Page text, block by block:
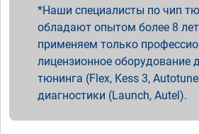
Наши специалисты по чип
обладают опытом более 8
применяем только
лицензионное оборудование
тюнинга (Flex, Kess 3,
диагностики (Launch, Autel).